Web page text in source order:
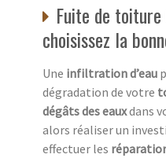
Fuite de
choisissez la
Une infiltration d’eau
dégradation de votre
dégâts des eauxdans
alors réaliser un
effectuer les